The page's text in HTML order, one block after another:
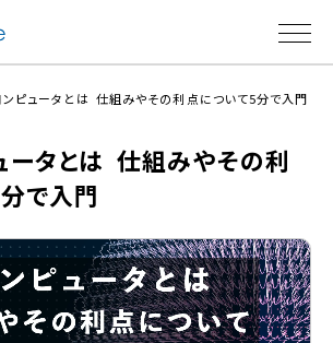
ンピュータとは 仕組みやその利点について5分で入門
ータとは 仕組みやその利
で入門